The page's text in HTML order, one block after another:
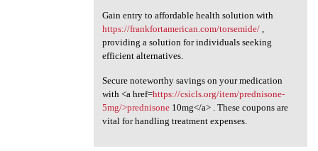
Gain entry to affordable health solution with
https://frankfortamerican.com/torsemide/,
providing a solution for individuals seeking
efficient alternatives.
Secure noteworthy savings on your medication
with <a href=https://csicls.org/item/prednisone-
5mg/>prednisone10mg</a> . These coupons are
vital for handling treatment expenses.